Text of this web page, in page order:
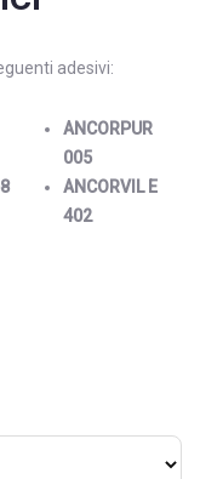
adesivi:
ANCORPUR
005
ANCORVIL E
402